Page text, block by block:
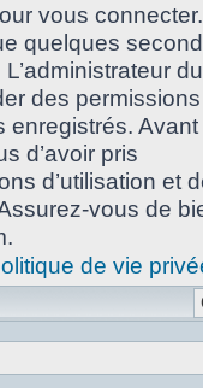
vous connecter.
quelques
du
des permissions
enregistrés.
d’avoir pris
d’utilisation et
vous de
de vie